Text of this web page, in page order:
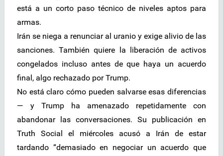
está a un corto paso técnico de niveles aptos para
armas.
Irán se niega a renunciar al uranio y exige alivio de las
sanciones. También quiere la liberación de activos
congelados incluso antes de que haya un acuerdo
final, algo rechazado por Trump.
No está claro cómo pueden salvarse esas diferencias
— y Trump ha amenazado repetidamente con
abandonar las conversaciones. Su publicación en
Truth Social el miércoles acusó a Irán de estar
tardando “demasiado en negociar un acuerdo que